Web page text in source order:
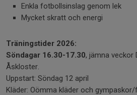
Enkla fotbollsinslag genom lek
Mycket skratt och energi
Träningstider 2026:
Söndagar 16.30-17.30, jämna veckor
Åskloster.
Uppstart: Söndag 12 april
Kläder: Oömma kläder och